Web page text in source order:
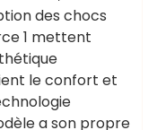
des chocs
1 mettent
le confort et
a son propre